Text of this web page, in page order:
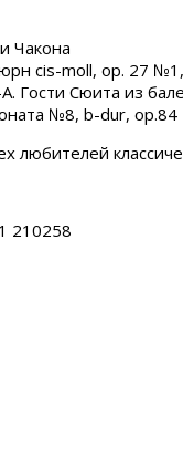
Чакона
cis-moll, op. 27
Гости Сюита из
№8, b-dur, op.84
любителей